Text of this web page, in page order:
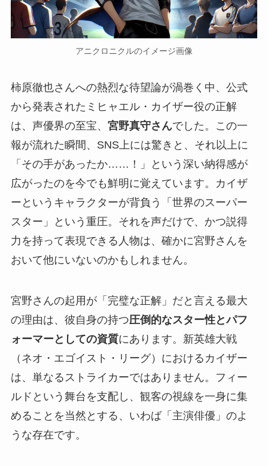
アニクロニクルのイメージ画像
柿原徹也さんへの熱烈な待望論が渦巻く中、公式
から発表されたミヒャエル・カイザー役の正解
は、声優界の至宝、 宮野真守さんでした。この一
報が流れた瞬間、SNS上には驚きと、それ以上に
「その手があったか……！」という深い納得感が
広がったのを今でも鮮明に覚えています。カイザ
ーというキャラクターが背負う「世界のスーパー
スター」という重圧。それを声だけで、かつ説得
力を持って表現できる人物は、確かに宮野さんを
おいて他にいないのかもしれません。
宮野さんの起用が「完璧な正解」だと言える最大
の理由は、彼自身の持つ圧倒的なスター性とパフ
ォーマーとしての資質にあります。新英雄大戦
（ネオ・エゴイスト・リーグ）におけるカイザー
は、単なるストライカーではありません。フィー
ルドという舞台を支配し、観客の視線を一身に集
めることを当然とする、いわば「主演俳優」のよ
うな存在です。